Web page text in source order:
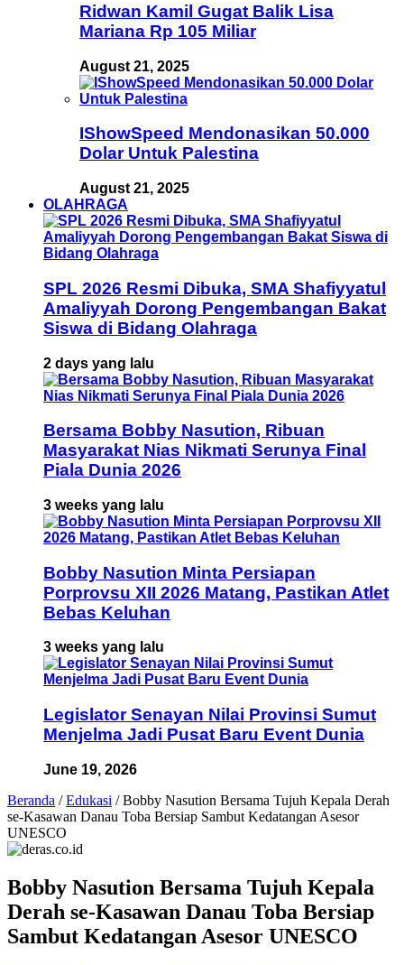
Ridwan Kamil Gugat Balik Lisa
Mariana Rp 105 Miliar
August 21, 2025
IShowSpeed Mendonasikan 50.000
Dolar Untuk Palestina
August 21, 2025
OLAHRAGA
SPL 2026 Resmi Dibuka, SMA Shafiyyatul
Amaliyyah Dorong Pengembangan Bakat
Siswa di Bidang Olahraga
2 days yang lalu
Bersama Bobby Nasution, Ribuan
Masyarakat Nias Nikmati Serunya Final
Piala Dunia 2026
3 weeks yang lalu
Bobby Nasution Minta Persiapan
Porprovsu XII 2026 Matang, Pastikan Atlet
Bebas Keluhan
3 weeks yang lalu
Legislator Senayan Nilai Provinsi Sumut
Menjelma Jadi Pusat Baru Event Dunia
June 19, 2026
Beranda / Edukasi / Bobby Nasution Bersama Tujuh Kepala Derah
se-Kasawan Danau Toba Bersiap Sambut Kedatangan Asesor
UNESCO
Bobby Nasution Bersama Tujuh Kepala
Derah se-Kasawan Danau Toba Bersiap
Sambut Kedatangan Asesor UNESCO